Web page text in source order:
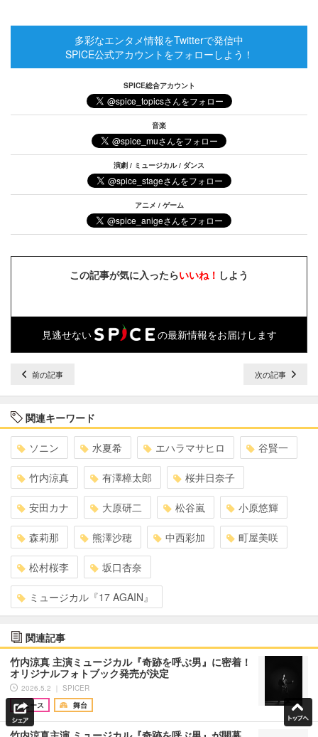
多彩なエンタメ情報をTwitterで発信中
SPICE公式アカウントをフォローしよう！
SPICE総合アカウント
音楽
演劇 / ミュージカル / ダンス
アニメ / ゲーム
この記事が気に入ったらいいね！ しよう
見逃せない の最新情報をお届けします
前の記事 次の記事
関連キーワード
ソニン 水夏希 エハラマサヒロ 谷賢一
竹内涼真 有澤樟太郎 桜井日奈子
安田カナ 大原研二 松谷嵐 小原悠輝
森莉那 熊澤沙穂 中西彩加 町屋美咲
松村桜李 坂口杏奈
ミュージカル『17 AGAIN』
関連記事
竹内涼真 主演ミュージカル『奇跡を呼ぶ男』に密着！
オリジナルフォトブック発売が決定
2026.5.2 ｜ SPICER
ニュース
舞台